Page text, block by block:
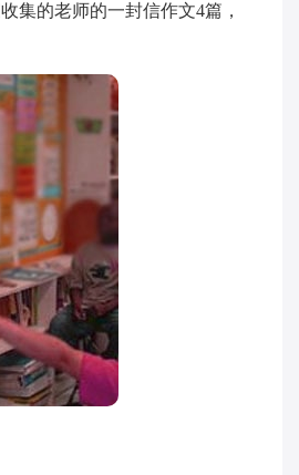
集的老师的一封信作文4篇，